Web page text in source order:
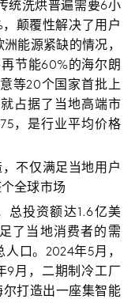
统洗烘普遍需要6小
颠覆性解决了用户
能源紧缺的情况，
节能60%的海尔朗
等20个国家首批上
占据了当地高端市
，是行业平均价格
不仅满足当地用户
全球市场
总投资额达1.6亿美
了当地消费者的需
口。2024年5月，
月，二期制冷工厂
打造出一座集智能